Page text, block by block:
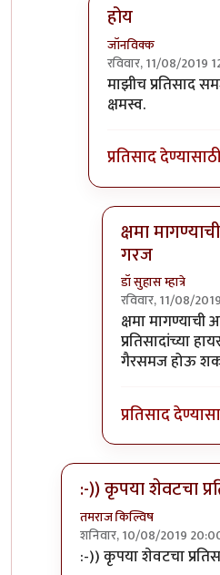
होय
जॉनविक्क
रविवार, 11/08/2019
In reply to
माझीच प्रतिसाद
क्षमस्व.
प्रतिसाद
क्षमा
गरज
डॉ सुहास म्हात्रे
रविवार, 11/08/
In reply toहोय
क्षमा मागण्याची
प्रतिसादांच्या
गैरसमज होऊ
प्रतिसाद
:-)) कृपया शेवटचा
तमराज किल्विष
शनिवार, 10/08/2019
In reply toगीता मला
:-)) कृपया शेवटचा